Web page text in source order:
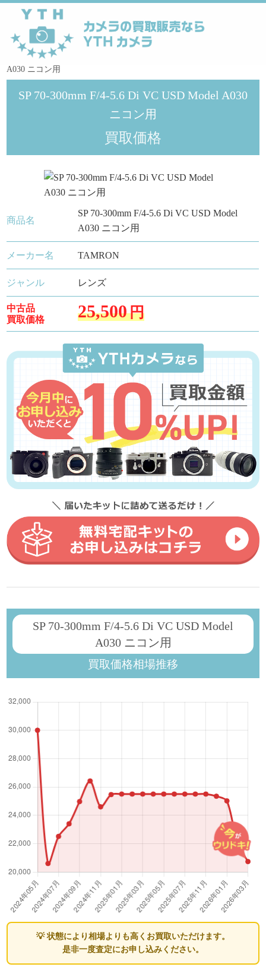
YTHカメラ >
A030 ニコン用
SP 70-300mm F/4-5.6 Di VC USD Model A030
ニコン用
買取価格
商品名
SP 70-300mm F/4-5.6 Di VC USD Model
A030 ニコン用
メーカー名 TAMRON
ジャンル レンズ
中古品
買取価格
25,500円
SP 70-300mm F/4-5.6 Di VC USD Model
A030 ニコン用
買取価格相場推移
💡 状態により相場よりも高くお買取いただけます。
是非一度査定にお申し込みください。